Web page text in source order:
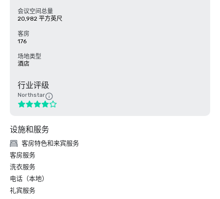
会议空间总量
20,982 平方英尺
客房
176
场地类型
酒店
行业评级
Northstar
设施和服务
客房特色和来宾服务
客房服务
洗衣服务
电话（本地）
礼宾服务